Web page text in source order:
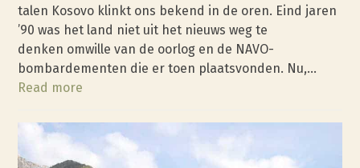
talen Kosovo klinkt ons bekend in de oren. Eind jaren
’90 was het land niet uit het nieuws weg te
denken omwille van de oorlog en de NAVO-
bombardementen die er toen plaatsvonden. Nu,…
Read more